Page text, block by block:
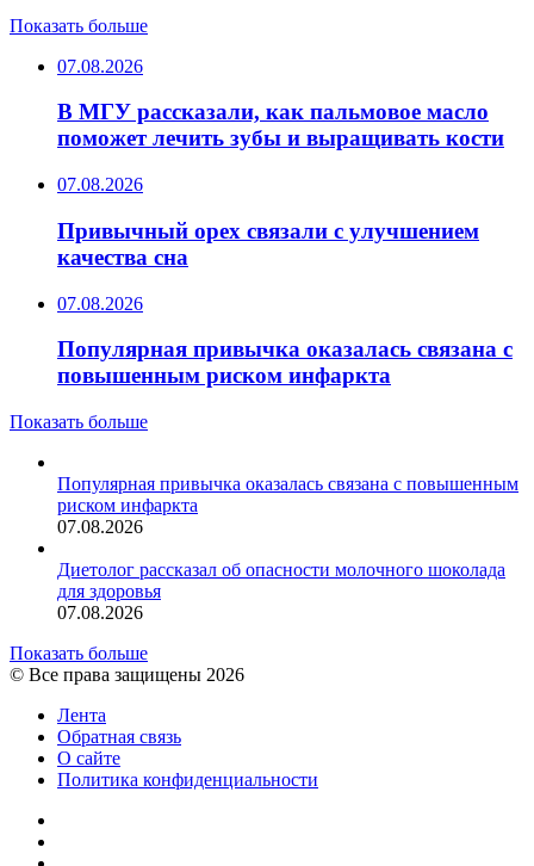
Показать больше
07.08.2026
В МГУ рассказали, как пальмовое масло
поможет лечить зубы и выращивать кости
07.08.2026
Привычный орех связали с улучшением
качества сна
07.08.2026
Популярная привычка оказалась связана с
повышенным риском инфаркта
Показать больше
Популярная привычка оказалась связана с повышенным
риском инфаркта
07.08.2026
Диетолог рассказал об опасности молочного шоколада
для здоровья
07.08.2026
Показать больше
© Все права защищены 2026
Лента
Обратная связь
О сайте
Политика конфиденциальности